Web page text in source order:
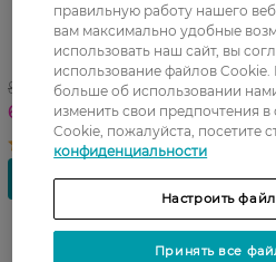
Бритва с сменными
картриджами Gillette Fusion
Proglide 5 1 шт
839,99 ГРН
619,00 ГРН
правильную работу нашего
вам максимально удобные
использовать наш сайт, вы
использование файлов Cookie.
больше об использовании
изменить свои предпочтения
Cookie, пожалуйста, посетите
конфиденциальности
Настроить
Принять все